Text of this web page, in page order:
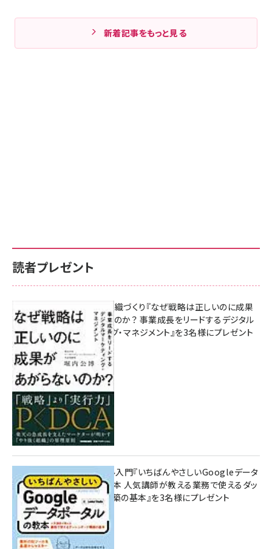
新着記事をもっと見る
読者プレゼント
成果を生む組織づくり『なぜ戦略は正しいのに成果
があがらないのか？ 事業成長をリードするデジタル
マーケティング・マネジメント』を3名様にプレゼント
8月7日 10:00
無料BIツール入門『いちばんやさしいGoogleデータ
ポータルの教本 人気講師が教える業務で使えるダッ
シュボード構築の基本』を3名様にプレゼント
7月31日 10:00